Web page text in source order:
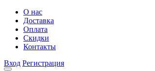
О нас
Доставка
Оплата
Скидки
Контакты
Вход Регистрация